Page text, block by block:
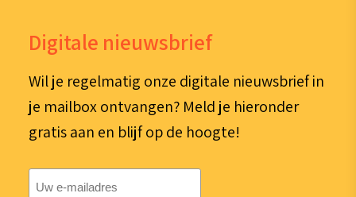
Digitale nieuwsbrief
Wil je regelmatig onze digitale nieuwsbrief in
je mailbox ontvangen? Meld je hieronder
gratis aan en blijf op de hoogte!